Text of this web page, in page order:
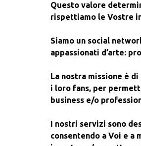
Questo valore
rispettiamo le Vostre
Siamo un social
appassionati d’arte:
La nostra missione è
i loro fans, per
business e/o
I nostri servizi sono
consentendo a Voi e